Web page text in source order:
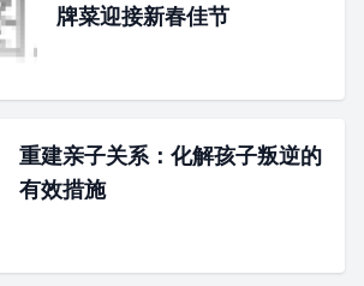
牌菜迎接新春佳节
重建亲子关系：化解孩子叛逆的
有效措施